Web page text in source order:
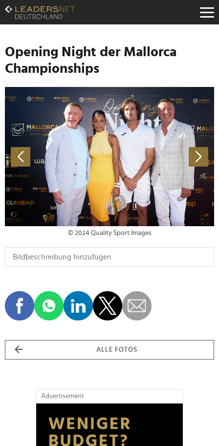
Zum
Inhalt
Zur
Navigation
Zur
Hauptnavigation
Opening Night der Mallorca
Championships
© 2024 Quality Sport Images
ALLE FOTOS
Advertisement